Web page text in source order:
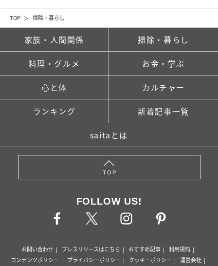
TOP 掃除・暮らし
家族・人間関係 掃除・暮らし
料理・グルメ お金・学ぶ
心と体 カルチャー
ランキング 新着記事一覧
saitaとは
TOP
FOLLOW US!
お問い合わせ プレスリリースはこちら おすすめ記事
利用規約
コンテンツポリシー
プライバシーポリシー クッキーポリシー 運営会社